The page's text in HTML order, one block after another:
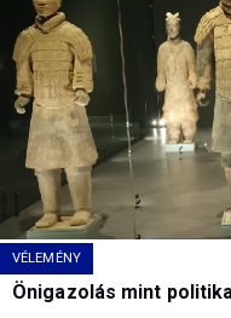
VÉLEMÉNY
Önigazolás mint